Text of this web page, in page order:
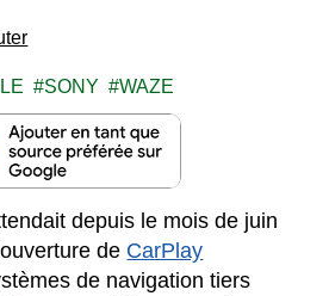
SONY WAZE
depuis le mois de juin
de CarPlay
de navigation tiers